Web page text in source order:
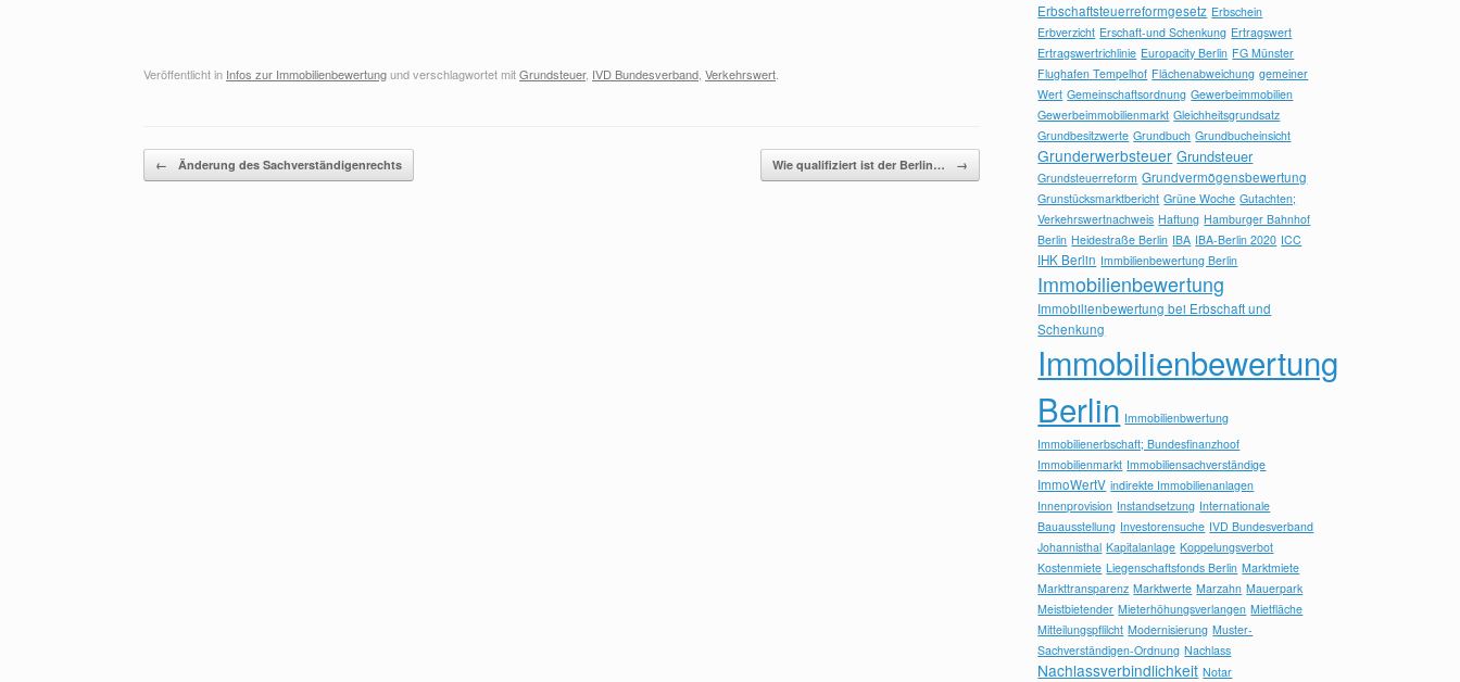
Veröffentlicht in Infos zur Immobilienbewertungund verschlagwortet mitGrundsteuer, IVD Bundesverband Verkehrswert
Beitragsnavigation
← Änderung des Sachverständigenrechts Wie qualifiziert ist der Berlin… →
Erbschaftsteuerreformgesetz Erbschein
Erbverzicht Erschaft-und Schenkung Ertragswert
Ertragswertrichlinie Europacity Berlin FG Münster
Flughafen Tempelhof Flächenabweichung gemeiner
Wert Gemeinschaftsordnung Gewerbeimmobilien
Gewerbeimmobilienmarkt Gleichheitsgrundsatz
Grundbesitzwerte Grundbuch Grundbucheinsicht
Grunderwerbsteuer Grundsteuer
Grundsteuerreform Grundvermögensbewertung
Grunstücksmarktbericht Grüne Woche Gutachten;
Verkehrswertnachweis Haftung Hamburger Bahnhof
Berlin Heidestraße Berlin IBA IBA-Berlin 2020 ICC
IHK Berlin Immbilienbewertung Berlin
Immobilienbewertung
Immobilienbewertung bei Erbschaft und
Schenkung
Immobilienbewertung
Berlin Immobilienbwertung
Immobilienerbschaft; Bundesfinanzhoof
Immobilienmarkt Immobiliensachverständige
ImmoWertV indirekte Immobilienanlagen
Innenprovision Instandsetzung Internationale
Bauausstellung Investorensuche IVD Bundesverband
Johannisthal Kapitalanlage Koppelungsverbot
Kostenmiete Liegenschaftsfonds Berlin Marktmiete
Markttransparenz Marktwerte Marzahn Mauerpark
Meistbietender Mieterhöhungsverlangen Mietfläche
Mitteilungspflilcht Modernisierung Muster-
Sachverständigen-Ordnung Nachlass
Nachlassverbindlichkeit Notar